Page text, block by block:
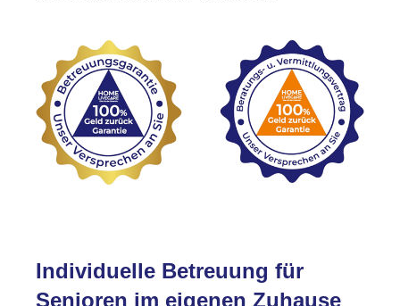
Individuelle Betreuung für
Senioren im eigenen Zuhause